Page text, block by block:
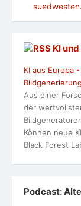
KI
KI aus Europa
Bildgenerierung
Aus einer
der
Können neue
Black Forest
Podcast: